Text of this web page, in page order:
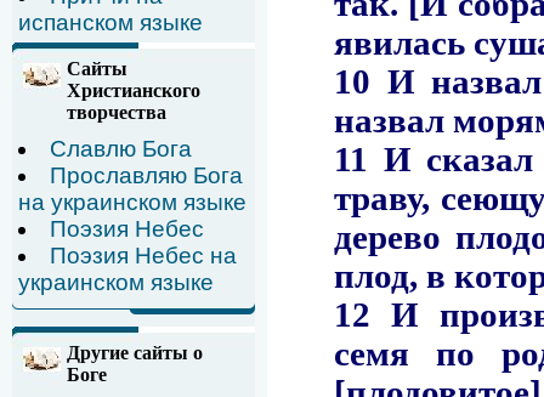
испанском языке
Сайты
Христианского
творчества
Славлю Бога
Прославляю Бога
на украинском языке
Поэзия Небес
Поэзия Небес на
украинском языке
Другие сайты о
Боге